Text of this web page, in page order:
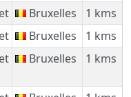
Bruxelles
1 kms
Bruxelles
1 kms
Bruxelles 1 kms